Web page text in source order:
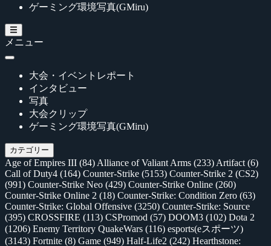
ゲーミング環境写真(GMiru)
メニュー
大会・イベントレポート
インタビュー
写真
大会クリップ
ゲーミング環境写真(GMiru)
カテゴリー
Age of Empires III (84) Alliance of Valiant Arms (233) Artifact (6)
Call of Duty4 (164) Counter-Strike (5153) Counter-Strike 2 (CS2)
(991) Counter-Strike Neo (429) Counter-Strike Online (260)
Counter-Strike Online 2 (18) Counter-Strike: Condition Zero (63)
Counter-Strike: Global Offensive (3250) Counter-Strike: Source
(395) CROSSFIRE (113) CSPromod (57) DOOM3 (102) Dota 2
(1206) Enemy Territory QuakeWars (116) esports(eスポーツ)
(3143) Fortnite (8) Game (949) Half-Life2 (242) Hearthstone: